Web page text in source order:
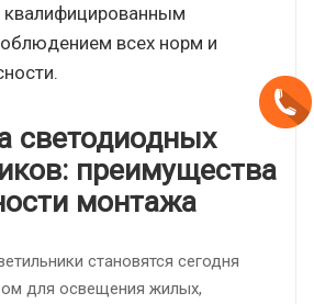
квалифицированным
всех норм и
светодиодных
преимущества
монтажа
становятся сегодня
для освещения жилых,